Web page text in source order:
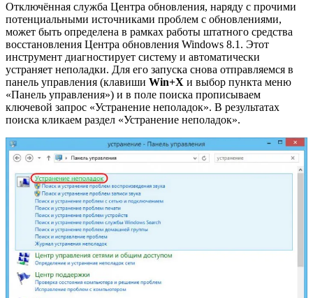
Отключённая служба Центра обновления, наряду с прочими
потенциальными источниками проблем с обновлениями,
может быть определена в рамках работы штатного средства
восстановления Центра обновления Windows 8.1. Этот
инструмент диагностирует систему и автоматически
устраняет неполадки. Для его запуска снова отправляемся в
панель управления (клавиши Win+X и выбор пункта меню
«Панель управления») и в поле поиска прописываем
ключевой запрос «Устранение неполадок». В результатах
поиска кликаем раздел «Устранение неполадок».